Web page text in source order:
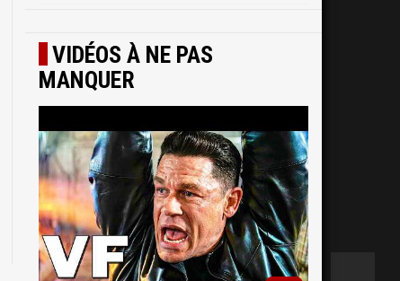
VIDÉOS À NE PAS
MANQUER